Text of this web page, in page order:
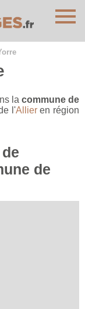
la commune de
l'Allieren région
de